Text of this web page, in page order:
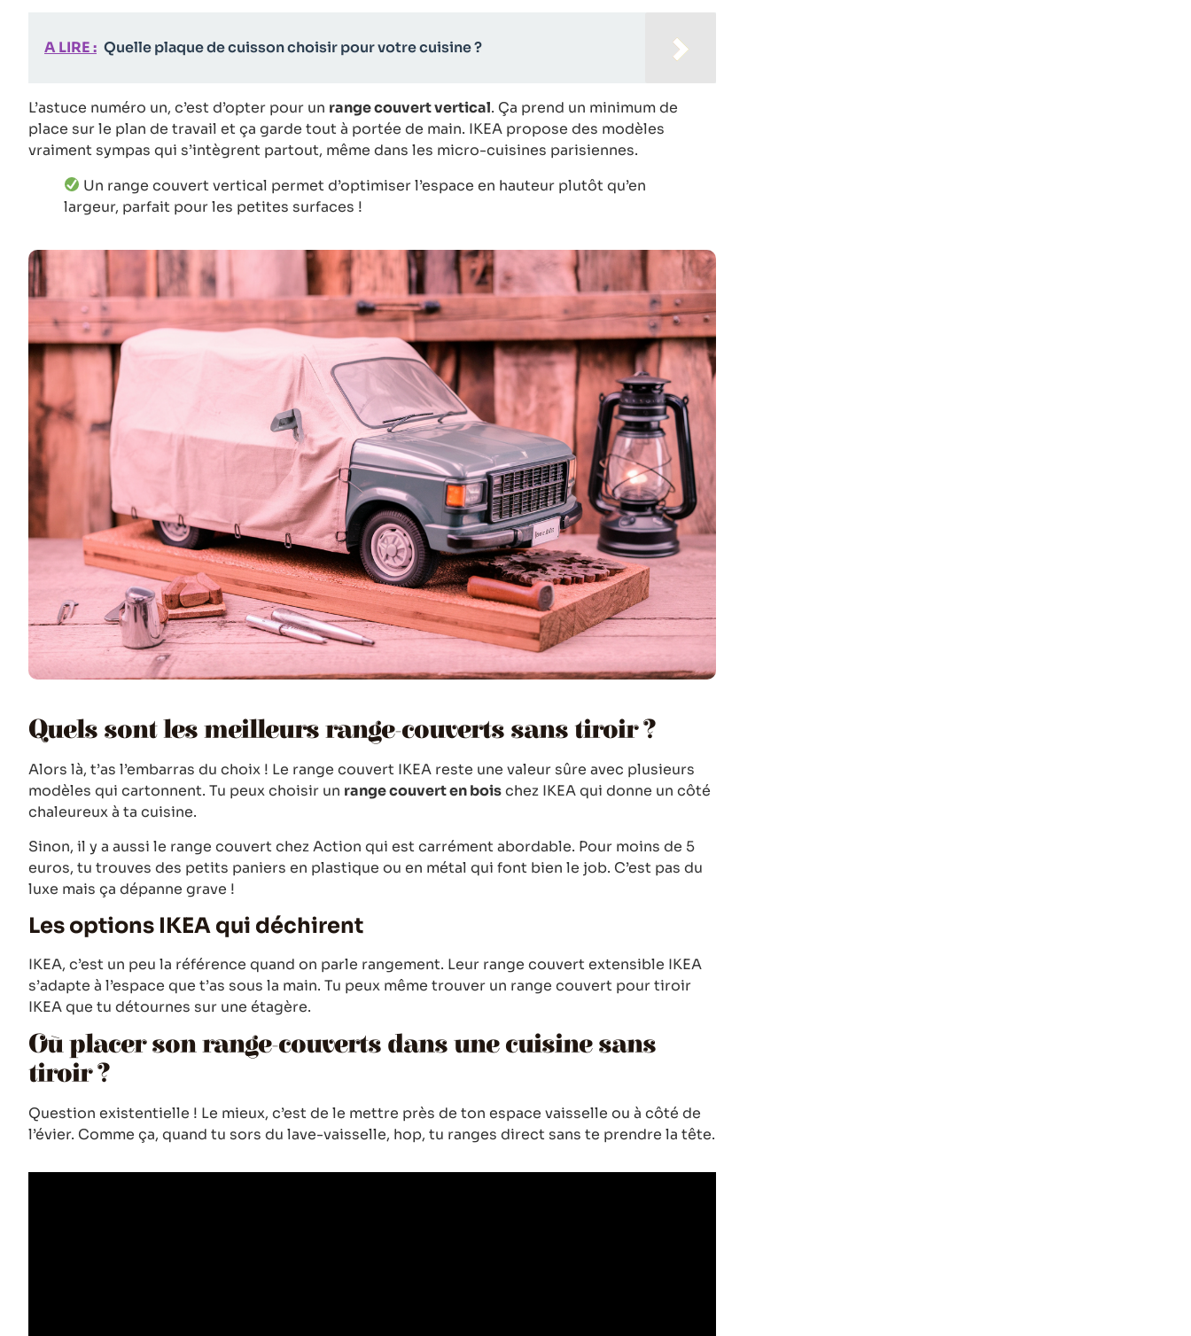
A LIRE : Quelle plaque de cuisson choisir pour votre cuisine ?
L’astuce numéro un, c’est d’opter pour un range couvert vertical. Ça prend un minimum de
place sur le plan de travail et ça garde tout à portée de main. IKEA propose des modèles
vraiment sympas qui s’intègrent partout, même dans les micro-cuisines parisiennes.
Un range couvert vertical permet d’optimiser l’espace en hauteur plutôt qu’en
largeur, parfait pour les petites surfaces !
Quels sont les meilleurs range-couverts sans tiroir ?
Alors là, t’as l’embarras du choix ! Le range couvert IKEA reste une valeur sûre avec plusieurs
modèles qui cartonnent. Tu peux choisir un range couvert en boischez IKEA qui donne un côté
chaleureux à ta cuisine.
Sinon, il y a aussi le range couvert chez Action qui est carrément abordable. Pour moins de 5
euros, tu trouves des petits paniers en plastique ou en métal qui font bien le job. C’est pas du
luxe mais ça dépanne grave !
Les options IKEA qui déchirent
IKEA, c’est un peu la référence quand on parle rangement. Leur range couvert extensible IKEA
s’adapte à l’espace que t’as sous la main. Tu peux même trouver un range couvert pour tiroir
IKEA que tu détournes sur une étagère.
Où placer son range-couverts dans une cuisine sans
tiroir ?
Question existentielle ! Le mieux, c’est de le mettre près de ton espace vaisselle ou à côté de
l’évier. Comme ça, quand tu sors du lave-vaisselle, hop, tu ranges direct sans te prendre la tête.